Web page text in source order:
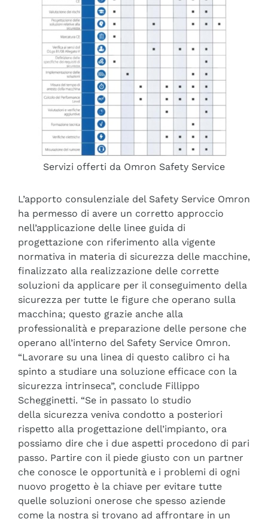
Servizi offerti da Omron Safety Service
L’apporto consulenziale del Safety Service Omron
ha permesso di avere un corretto approccio
nell’applicazione delle linee guida di
progettazione con riferimento alla vigente
normativa in materia di sicurezza delle macchine,
finalizzato alla realizzazione delle corrette
soluzioni da applicare per il conseguimento della
sicurezza per tutte le figure che operano sulla
macchina; questo grazie anche alla
professionalità e preparazione delle persone che
operano all’interno del Safety Service Omron.
“Lavorare su una linea di questo calibro ci ha
spinto a studiare una soluzione efficace con la
sicurezza intrinseca”, conclude Fillippo
Schegginetti. “Se in passato lo studio
della sicurezza veniva condotto a posteriori
rispetto alla progettazione dell’impianto, ora
possiamo dire che i due aspetti procedono di pari
passo. Partire con il piede giusto con un partner
che conosce le opportunità e i problemi di ogni
nuovo progetto è la chiave per evitare tutte
quelle soluzioni onerose che spesso aziende
come la nostra si trovano ad affrontare in un